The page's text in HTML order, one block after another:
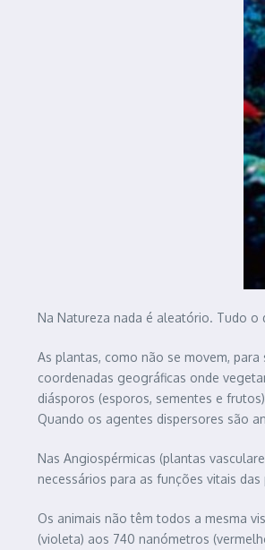
Na Natureza nada é aleatório. Tudo o
As plantas, como não se movem,
coordenadas geográficas onde
diásporos (esporos, sementes e
Quando os agentes dispersores são
Nas Angiospérmicas (plantas
necessários para as funções vitais
Os animais não têm todos a mesma
(violeta) aos 740 nanómetros